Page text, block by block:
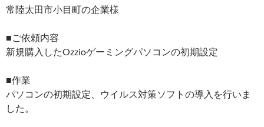
常陸太田市小目町の企業様
■ご依頼内容
新規購入したOzzioゲーミングパソコンの初期設定
■作業
パソコンの初期設定、ウイルス対策ソフトの導入を行いま
した。